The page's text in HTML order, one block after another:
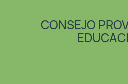
CONSEJO